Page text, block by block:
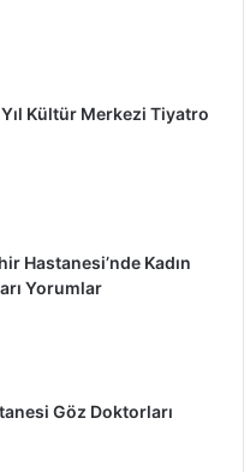
Kültür Merkezi Tiyatro
Hastanesi’nde Kadın
Yorumlar
Göz Doktorları